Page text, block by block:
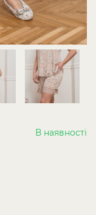
В наявності